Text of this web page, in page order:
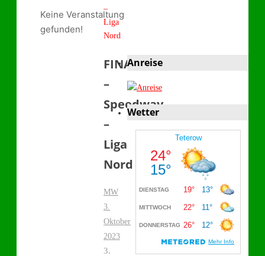
–
Liga
Nord
FINALE
–
Speedway
–
Liga
Nord
MW
3.
Oktober
2023
3.
Keine Veranstaltung
gefunden!
Anreise
Wetter